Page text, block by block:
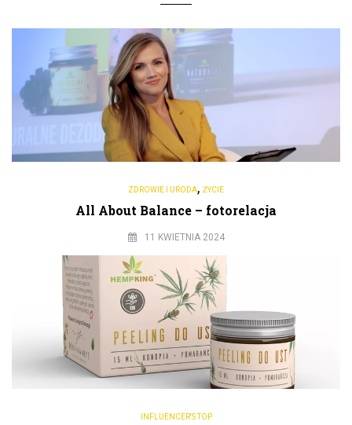
ZDROWIE I URODA, ŻYCIE
All About Balance – fotorelacja
11 KWIETNIA 2024
INFLUENCER'S TOP